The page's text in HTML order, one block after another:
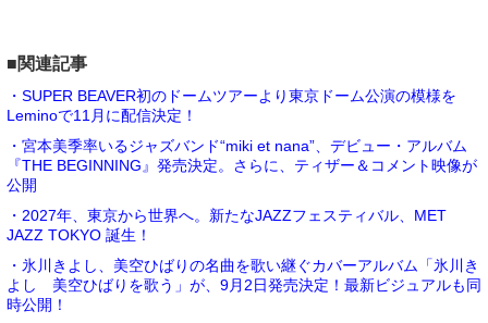
■関連記事
・SUPER BEAVER初のドームツアーより東京ドーム公演の模様を
Leminoで11月に配信決定！
・宮本美季率いるジャズバンド“miki et nana”、デビュー・アルバム
『THE BEGINNING』発売決定。さらに、ティザー＆コメント映像が
公開
・2027年、東京から世界へ。新たなJAZZフェスティバル、MET
JAZZ TOKYO 誕生！
・氷川きよし、美空ひばりの名曲を歌い継ぐカバーアルバム「氷川き
よし 美空ひばりを歌う」が、9月2日発売決定！最新ビジュアルも同
時公開！